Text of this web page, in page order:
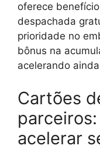
oferece
despachada
prioridade no
bônus na
acelerando
Cartões
acelerar